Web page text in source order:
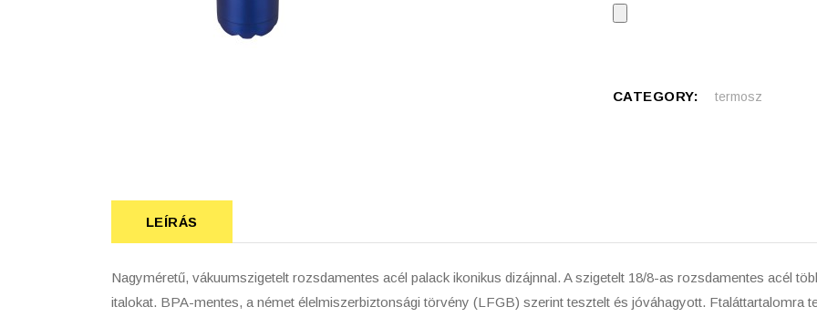
CATEGORY: termosz
LEÍRÁS
Nagyméretű, vákuumszigetelt rozsdamentes acél palack ikonikus dizájnnal. A szigetelt 18/8-as rozsdamentes acél
italokat. BPA-mentes, a német élelmiszerbiztonsági törvény (LFGB) szerint tesztelt és jóváhagyott. Ftaláttartalomra